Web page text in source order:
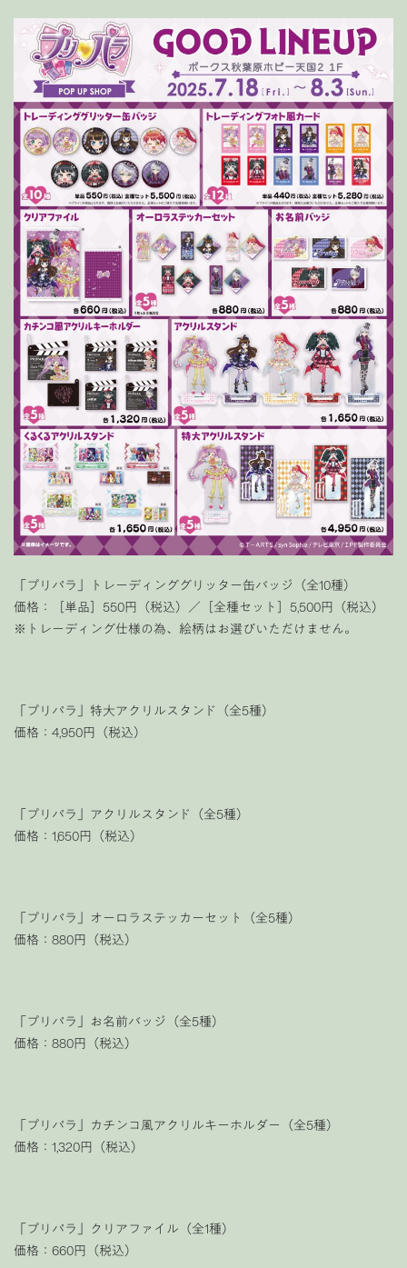
「プリパラ」トレーディンググリッター缶バッジ（全10種）
価格：［単品］550円（税込）／［全種セット］5,500円（税込）
※トレーディング仕様の為、絵柄はお選びいただけません。
「プリパラ」特大アクリルスタンド（全5種）
価格：4,950円（税込）
「プリパラ」アクリルスタンド（全5種）
価格：1,650円（税込）
「プリパラ」オーロラステッカーセット（全5種）
価格：880円（税込）
「プリパラ」お名前バッジ（全5種）
価格：880円（税込）
「プリパラ」カチンコ風アクリルキーホルダー（全5種）
価格：1,320円（税込）
「プリパラ」クリアファイル（全1種）
価格：660円（税込）